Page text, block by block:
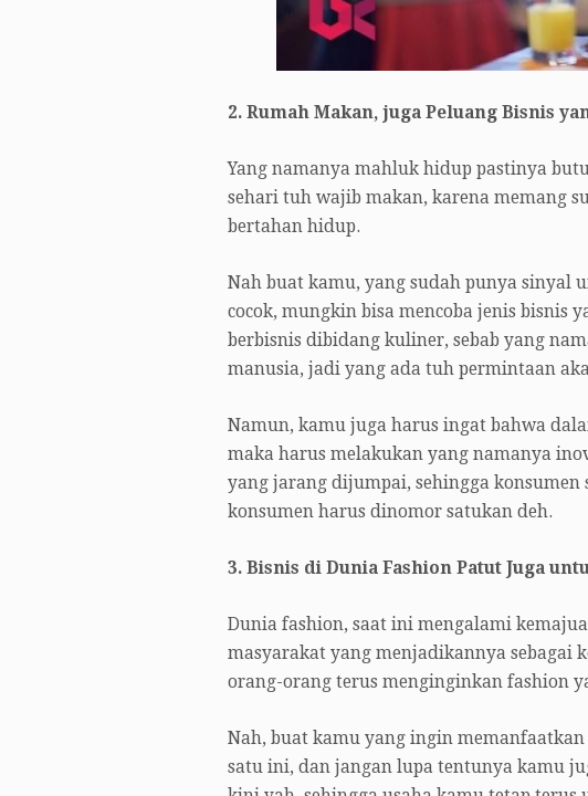
2. Rumah Makan, juga Peluang Bisnis
Yang namanya mahluk hidup pastinya
sehari tuh wajib makan, karena memang
bertahan hidup.
Nah buat kamu, yang sudah punya sinyal
cocok, mungkin bisa mencoba jenis bisnis
berbisnis dibidang kuliner, sebab yang
manusia, jadi yang ada tuh permintaan
Namun, kamu juga harus ingat bahwa
maka harus melakukan yang namanya
yang jarang dijumpai, sehingga
konsumen harus dinomor satukan deh.
3. Bisnis di Dunia Fashion Patut Juga
Dunia fashion, saat ini mengalami
masyarakat yang menjadikannya
orang-orang terus menginginkan fashion
Nah, buat kamu yang ingin
satu ini, dan jangan lupa tentunya kamu